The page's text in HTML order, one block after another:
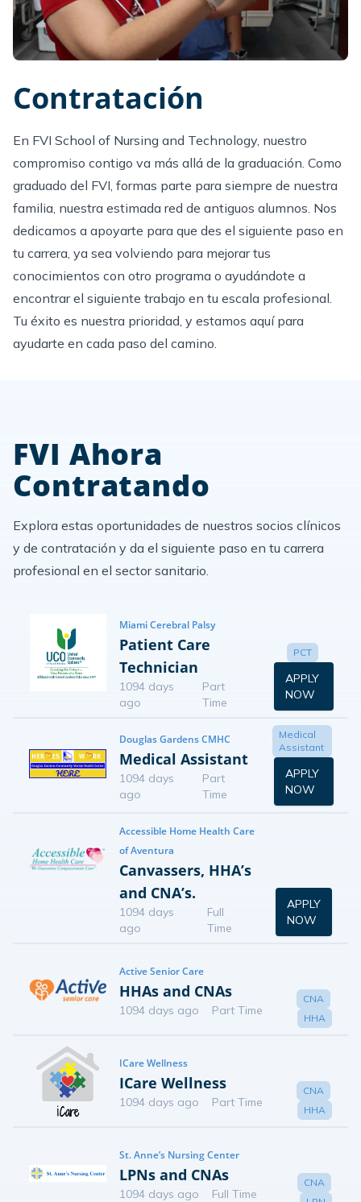
Contratación
En FVI School of Nursing and Technology, nuestro
compromiso contigo va más allá de la graduación. Como
graduado del FVI, formas parte para siempre de nuestra
familia, nuestra estimada red de antiguos alumnos. Nos
dedicamos a apoyarte para que des el siguiente paso en
tu carrera, ya sea volviendo para mejorar tus
conocimientos con otro programa o ayudándote a
encontrar el siguiente trabajo en tu escala profesional.
Tu éxito es nuestra prioridad, y estamos aquí para
ayudarte en cada paso del camino.
FVI Ahora
Contratando
Explora estas oportunidades de nuestros socios clínicos
y de contratación y da el siguiente paso en tu carrera
profesional en el sector sanitario.
Miami Cerebral Palsy
Patient Care
Technician
1094 days
ago
Part
Time
PCT
APPLY
NOW
Douglas Gardens CMHC
Medical Assistant
1094 days
ago
Part
Time
Medical
Assistant
APPLY
NOW
Accessible Home Health Care
of Aventura
Canvassers, HHA’s
and CNA’s.
1094 days
ago
Full
Time
APPLY
NOW
Active Senior Care
HHAs and CNAs
1094 days ago Part Time
CNA
HHA
ICare Wellness
ICare Wellness
1094 days ago Part Time
CNA
HHA
St. Anne’s Nursing Center
LPNs and CNAs
1094 days ago Full Time
CNA